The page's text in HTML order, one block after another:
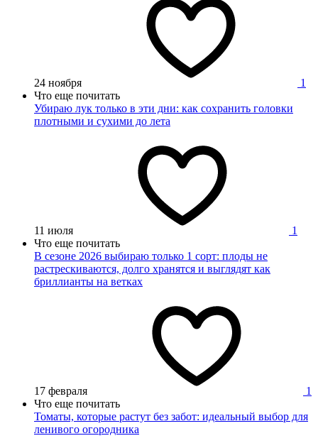
24 ноября
1
Что еще почитать
Убираю лук только в эти дни: как сохранить головки
плотными и сухими до лета
11 июля
1
Что еще почитать
В сезоне 2026 выбираю только 1 сорт: плоды не
растрескиваются, долго хранятся и выглядят как
бриллианты на ветках
17 февраля
1
Что еще почитать
Томаты, которые растут без забот: идеальный выбор для
ленивого огородника